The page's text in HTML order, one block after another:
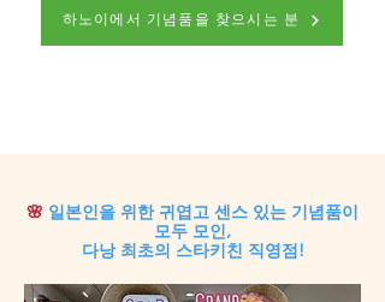
하노이에서 기념품을 찾으시는 분
🌸 일본인을 위한 귀엽고 센스 있는 기념품이
모두 모인,
다낭 최초의 스타키친 직영점!